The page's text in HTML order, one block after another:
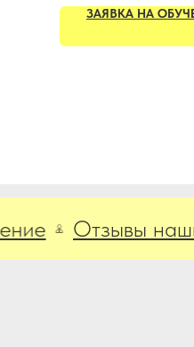
ЗАЯВКА НА
Отзывы наших